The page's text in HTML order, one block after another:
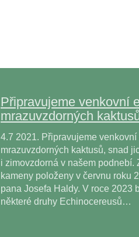
Připravujeme venkovní
mrazuvzdorných
4.7 2021. Připravujeme venkovní
mrazuvzdorných kaktusů, snad
i zimovzdorná v našem podnebí.
kameny položeny v červnu roku
pana Josefa Haldy. V roce 2023
některé druhy Echinocereusů…